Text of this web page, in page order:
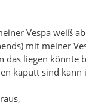
Vespa weiß
mit meiner
das liegen könnte
kaputt sind